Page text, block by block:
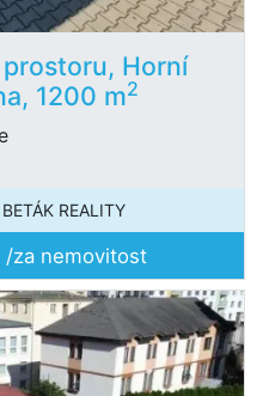
Horní
1200 m2
REALITY
/za nemovitost